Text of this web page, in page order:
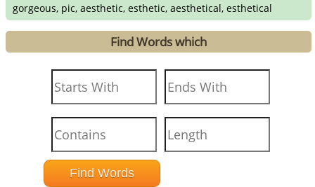
gorgeous, pic, aesthetic, esthetic, aesthetical, esthetical
Find Words which